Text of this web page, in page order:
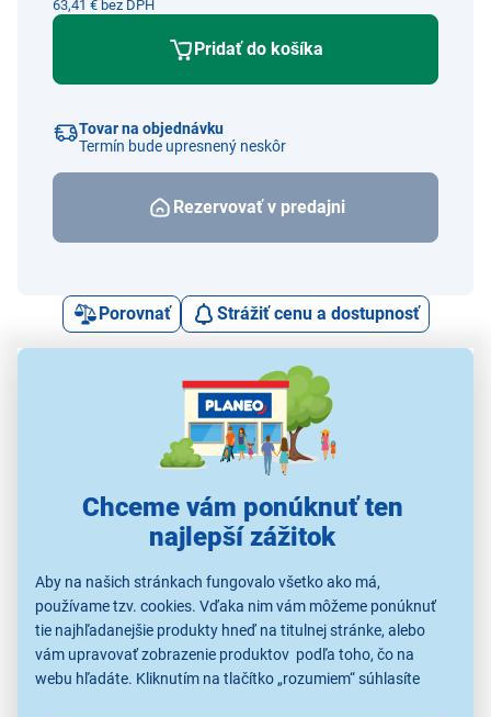
Chceme vám ponúknuť ten
najlepší zážitok
Aby na našich stránkach fungovalo všetko ako má,
používame tzv. cookies. Vďaka nim vám môžeme ponúknuť
tie najhľadanejšie produkty hneď na titulnej stránke, alebo
vám upravovať zobrazenie produktov podľa toho, čo na
webu hľadáte. Kliknutím na tlačítko „rozumiem“ súhlasíte
63,41 € bez DPH
Pridať do košíka
Tovar na objednávku
Termín bude upresnený neskôr
Rezervovať v predajni
Porovnať Strážiť cenu a dostupnosť
Casio REMIENOK 2799
Remienky
Casio REMIENOK 3130
Remienky
Casio REMIENOK 2631
Remienky